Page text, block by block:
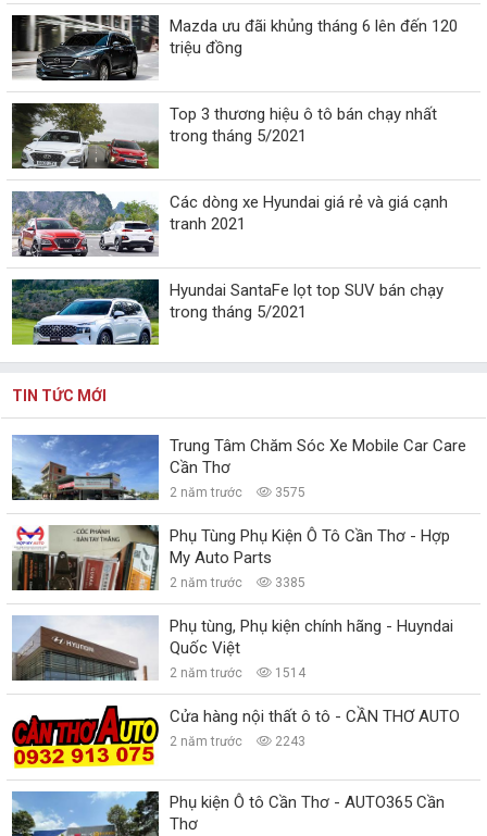
Mazda ưu đãi khủng tháng 6 lên đến 120
triệu đồng
Top 3 thương hiệu ô tô bán chạy nhất
trong tháng 5/2021
Các dòng xe Hyundai giá rẻ và giá cạnh
tranh 2021
Hyundai SantaFe lọt top SUV bán chạy
trong tháng 5/2021
TIN TỨC MỚI
Trung Tâm Chăm Sóc Xe Mobile Car Care
Cần Thơ
2 năm trước 3575
Phụ Tùng Phụ Kiện Ô Tô Cần Thơ - Hợp
My Auto Parts
2 năm trước 3385
Phụ tùng, Phụ kiện chính hãng - Huyndai
Quốc Việt
2 năm trước 1514
Cửa hàng nội thất ô tô - CẦN THƠ AUTO
2 năm trước 2243
Phụ kiện Ô tô Cần Thơ - AUTO365 Cần
Thơ